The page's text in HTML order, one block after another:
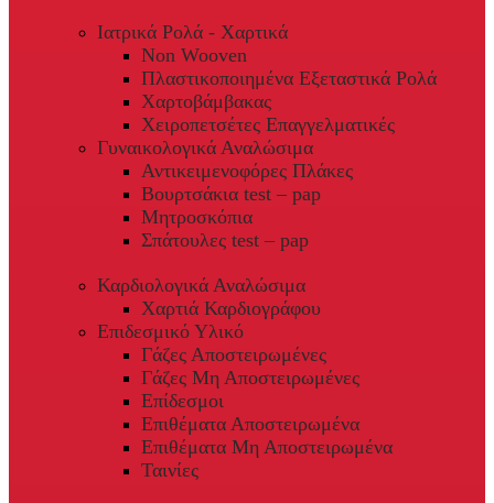
Ιατρικά Ρολά - Χαρτικά
Non Wooven
Πλαστικοποιημένα Εξεταστικά Ρολά
Χαρτοβάμβακας
Χειροπετσέτες Επαγγελματικές
Γυναικολογικά Αναλώσιμα
Αντικειμενοφόρες Πλάκες
Βουρτσάκια test – pap
Μητροσκόπια
Σπάτουλες test – pap
Καρδιολογικά Αναλώσιμα
Χαρτιά Καρδιογράφου
Επιδεσμικό Υλικό
Γάζες Αποστειρωμένες
Γάζες Μη Αποστειρωμένες
Επίδεσμοι
Επιθέματα Αποστειρωμένα
Επιθέματα Μη Αποστειρωμένα
Ταινίες